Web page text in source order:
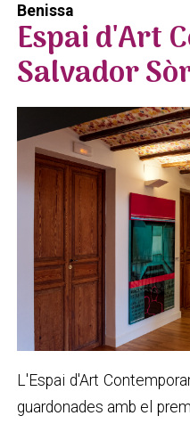
Benissa
Espai d'Art
Salvador
L'Espai d'Art
guardonades amb el